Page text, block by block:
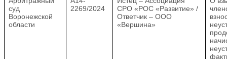
суд
Воронежской
области
2269/2024
СРО «РОС «Развитие» /
Ответчик – ООО
«Вершина»